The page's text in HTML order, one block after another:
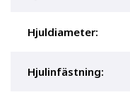
Hjuldiameter:
Hjulinfästning: